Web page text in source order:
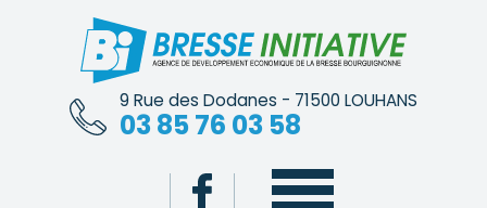
9 Rue des Dodanes - 71500 LOUHANS
03 85 76 03 58